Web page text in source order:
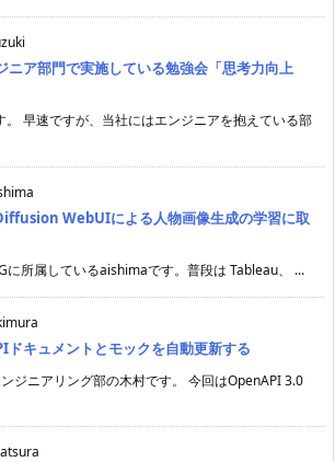
ニア部門で実施している勉強会「思考力向上
。 早速ですが、当社にはエンジニアを抱えている部
WebUIによる人物画像生成の学習に取
に所属しているaishimaです。普段は Tableau、 ...
キュメントとモックを自動更新する
ジニアリング部の木村です。 今回はOpenAPI 3.0